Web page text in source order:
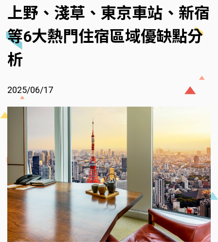
上野、淺草、東京車站、新宿
等6大熱門住宿區域優缺點分
析
2025/06/17